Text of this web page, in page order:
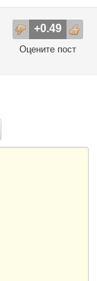
+0.49
Оцените пост